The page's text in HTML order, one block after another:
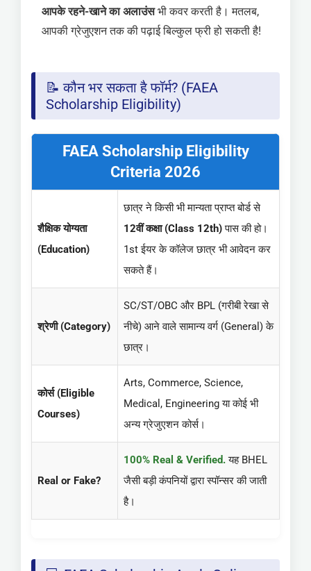
आपके रहने-खाने का अलाउंसभी कवर करती है। मतलब,
आपकी ग्रेजुएशन तक की पढ़ाई बिल्कुल फ्री हो सकती है!
📝 कौन भर सकता है फॉर्म? (FAEA
Scholarship Eligibility)
FAEA Scholarship Eligibility
Criteria 2026
शैक्षिक योग्यता
(Education)
छात्र ने किसी भी मान्यता प्राप्त बोर्ड से
12वीं कक्षा (Class 12th)पास की हो।
1st ईयर के कॉलेज छात्र भी आवेदन कर
सकते हैं।
श्रेणी (Category)
SC/ST/OBC और BPL (गरीबी रेखा से
नीचे) आने वाले सामान्य वर्ग (General) के
छात्र।
कोर्स (Eligible
Courses)
Arts, Commerce, Science,
Medical, Engineering या कोई भी
अन्य ग्रेजुएशन कोर्स।
Real or Fake?
100% Real & Verified.यह BHEL
जैसी बड़ी कंपनियों द्वारा स्पॉन्सर की जाती
है।